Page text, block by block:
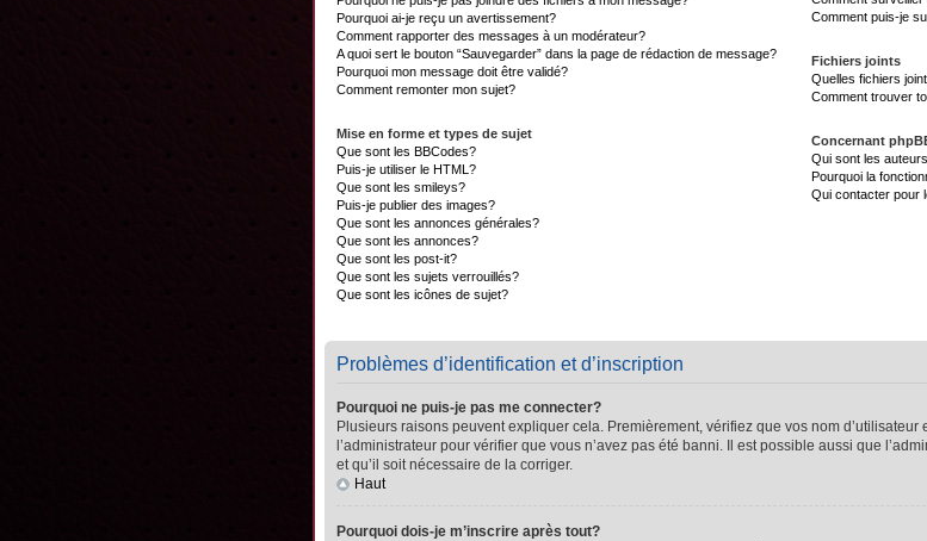
Pourquoi ai-je reçu un avertissement?
Comment rapporter des messages à un modérateur?
A quoi sert le bouton “Sauvegarder” dans la page de rédaction de message?
Pourquoi mon message doit être validé?
Comment remonter mon sujet?
Mise en forme et types de sujet
Que sont les BBCodes?
Puis-je utiliser le HTML?
Que sont les smileys?
Puis-je publier des images?
Que sont les annonces générales?
Que sont les annonces?
Que sont les post-it?
Que sont les sujets verrouillés?
Que sont les icônes de sujet?
Comment puis-je
Fichiers joints
Quelles fichiers
Comment trouver
Concernant
Qui sont les
Pourquoi la
Qui contacter pour
Problèmes d’identification et d’inscription
Pourquoi ne puis-je pas me connecter?
Plusieurs raisons peuvent expliquer cela. Premièrement, vérifiez que vos nom d’utilisateur
l’administrateur pour vérifier que vous n’avez pas été banni. Il est possible aussi que
et qu’il soit nécessaire de la corriger.
Haut
Pourquoi dois-je m’inscrire après tout?